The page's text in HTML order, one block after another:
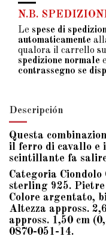
N.B.
Le spese di
automaticamente
qualora il carrello
spedizione normale e
contrassegno se
Descripción
Questa
il ferro di cavallo e
scintillante fa
Categoria
sterling 925.
Colore argentato,
Altezza appross.
appross. 1,50 cm
0870-051-14.